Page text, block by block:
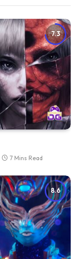
7.3
7 Mins Read
8.6